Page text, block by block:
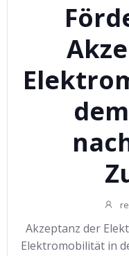
Akzeptanz der
Elektromobilität in